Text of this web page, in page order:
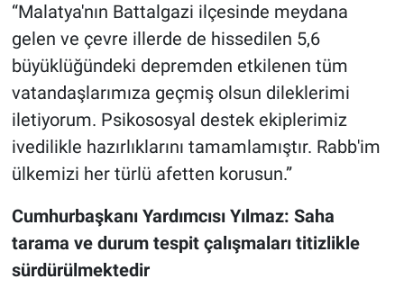
“Malatya'nın Battalgazi ilçesinde meydana
gelen ve çevre illerde de hissedilen 5,6
büyüklüğündeki depremden etkilenen tüm
vatandaşlarımıza geçmiş olsun dileklerimi
iletiyorum. Psikososyal destek ekiplerimiz
ivedilikle hazırlıklarını tamamlamıştır. Rabb'im
ülkemizi her türlü afetten korusun.”
Cumhurbaşkanı Yardımcısı Yılmaz: Saha
tarama ve durum tespit çalışmaları titizlikle
sürdürülmektedir